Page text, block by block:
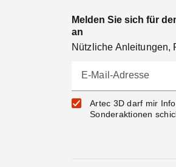
Melden Sie sich für
an
Nützliche Anleitungen,
E-Mail-Adresse
Artec 3D darf mir
Sonderaktionen